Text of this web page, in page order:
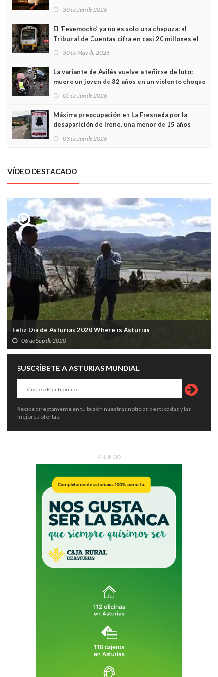
30 de Jun de 2026
El ‘Fevemocho’ ya no es solo una chapuza: el
Tribunal de Cuentas cifra en casi 20 millones el
30 de May de 2026
La variante de Avilés vuelve a teñirse de luto:
muere un joven de 32 años en un violento choque
05 de Jun de 2026
Máxima preocupación en La Fresneda por la
desaparición de Irene, una menor de 15 años
03 de Jun de 2026
VÍDEO DESTACADO
Feliz Día de Asturias 2020 Where is Asturias
06 de Sep de 2020
SUSCRÍBETE A ASTURIAS MUNDIAL
Recibe directamente en tu buzón nuestras noticias destacadas y las
mejores ofertas.
ANUNCIO